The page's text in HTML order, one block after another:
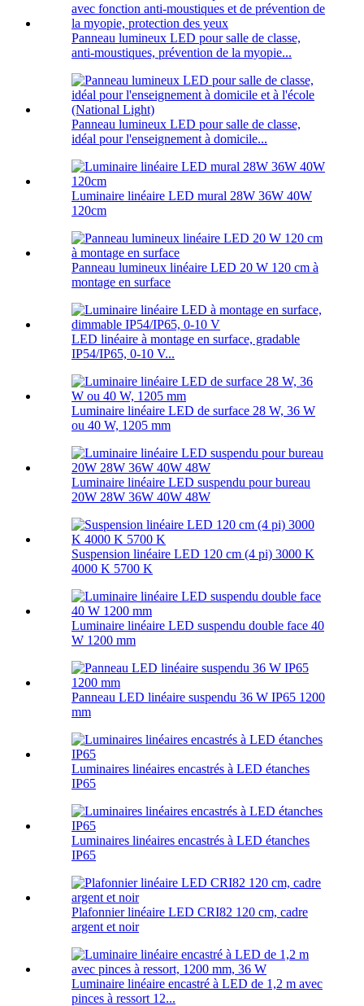
Panneau lumineux LED pour salle de classe,
anti-moustiques, prévention de la myopie...
Panneau lumineux LED pour salle de classe,
idéal pour l'enseignement à domicile...
Luminaire linéaire LED mural 28W 36W 40W
120cm
Panneau lumineux linéaire LED 20 W 120 cm à
montage en surface
LED linéaire à montage en surface, gradable
IP54/IP65, 0-10 V...
Luminaire linéaire LED de surface 28 W, 36 W
ou 40 W, 1205 mm
Luminaire linéaire LED suspendu pour bureau
20W 28W 36W 40W 48W
Suspension linéaire LED 120 cm (4 pi) 3000 K
4000 K 5700 K
Luminaire linéaire LED suspendu double face 40
W 1200 mm
Panneau LED linéaire suspendu 36 W IP65 1200
mm
Luminaires linéaires encastrés à LED étanches
IP65
Luminaires linéaires encastrés à LED étanches
IP65
Plafonnier linéaire LED CRI82 120 cm, cadre
argent et noir
Luminaire linéaire encastré à LED de 1,2 m avec
pinces à ressort 12...